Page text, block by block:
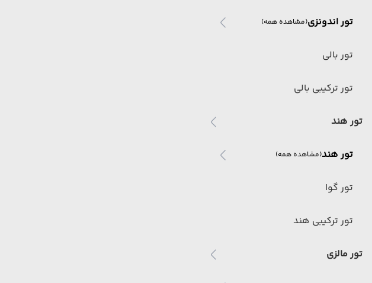
تور اندونزی(مشاهده همه)
تور بالی
تور ترکیبی بالی
تور هند
تور هند(مشاهده همه)
تور گوا
تور ترکیبی هند
تور مالزی